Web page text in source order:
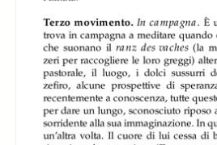
Orchestra del
Teatro Regio di
Torino diretta da
Pinchas Steinberg
Orchestra del
Teatro Regio di
Torino diretta da
Pinchas Steinberg